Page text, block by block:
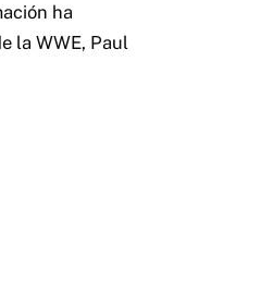
ha
la WWE, Paul